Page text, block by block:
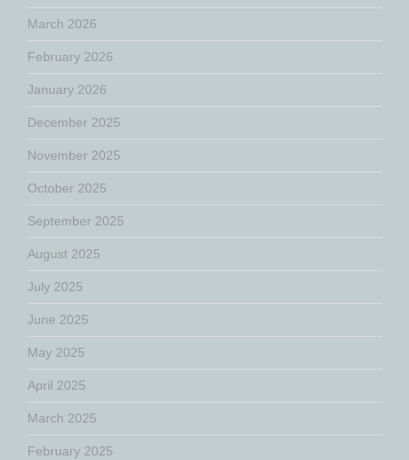
March 2026
February 2026
January 2026
December 2025
November 2025
October 2025
September 2025
August 2025
July 2025
June 2025
May 2025
April 2025
March 2025
February 2025